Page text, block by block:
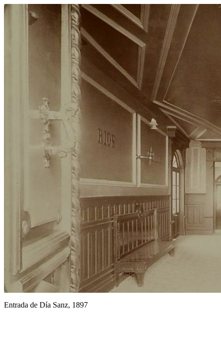
Entrada de Día Sanz, 1897